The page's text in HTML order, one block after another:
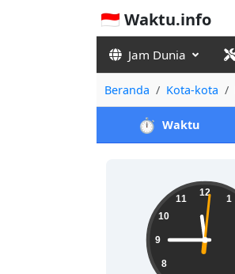
🇮🇩 Waktu.info
Jam Dunia
Beranda Kota-kota
⏱️ Waktu
11:45:01 12
1
8
9
10
11